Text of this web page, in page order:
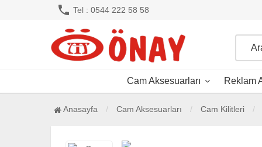
phone Tel : 0544 222 58 58
Cam Aksesuarları Reklam
Anasayfa Cam Aksesuarları Cam Kilitleri